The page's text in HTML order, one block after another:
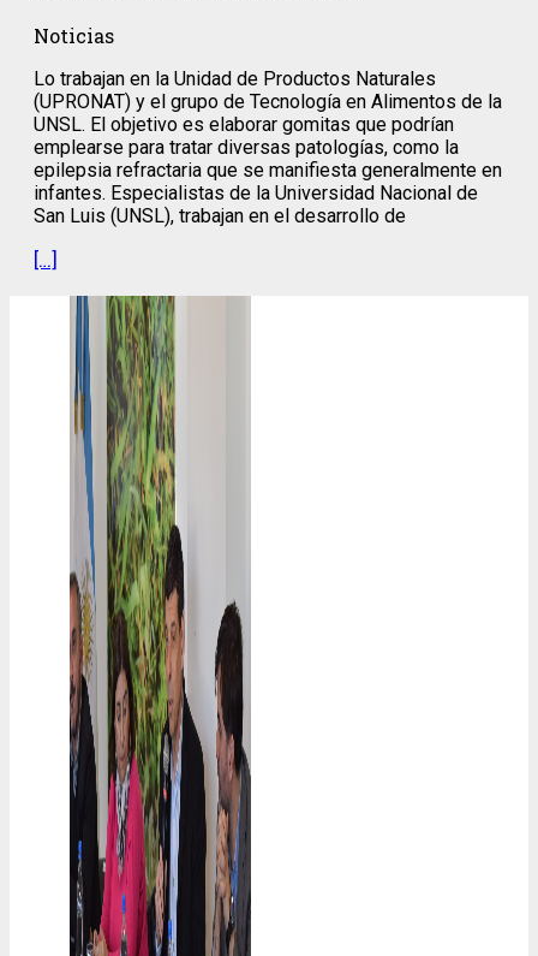
Noticias
Lo trabajan en la Unidad de Productos Naturales
(UPRONAT) y el grupo de Tecnología en Alimentos de la
UNSL. El objetivo es elaborar gomitas que podrían
emplearse para tratar diversas patologías, como la
epilepsia refractaria que se manifiesta generalmente en
infantes. Especialistas de la Universidad Nacional de
San Luis (UNSL), trabajan en el desarrollo de
[…]